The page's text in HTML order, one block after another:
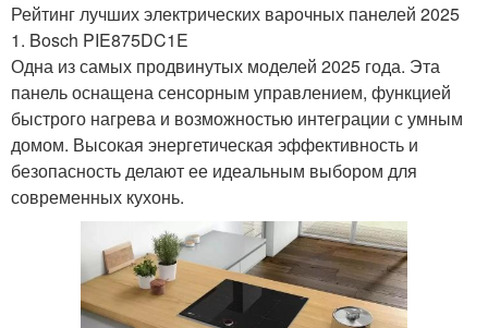
Рейтинг лучших электрических варочных панелей 2025
1. Bosch PIE875DC1E
Одна из самых продвинутых моделей 2025 года. Эта
панель оснащена сенсорным управлением, функцией
быстрого нагрева и возможностью интеграции с умным
домом. Высокая энергетическая эффективность и
безопасность делают ее идеальным выбором для
современных кухонь.